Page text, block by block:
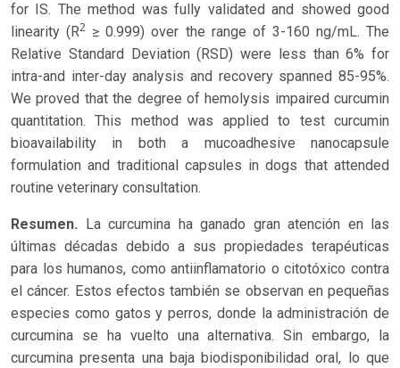
for IS. The method was fully validated and showed good
linearity (R2 ≥ 0.999) over the range of 3-160 ng/mL. The
Relative Standard Deviation (RSD) were less than 6% for
intra-and inter-day analysis and recovery spanned 85-95%.
We proved that the degree of hemolysis impaired curcumin
quantitation. This method was applied to test curcumin
bioavailability in both a mucoadhesive nanocapsule
formulation and traditional capsules in dogs that attended
routine veterinary consultation.
Resumen. La curcumina ha ganado gran atención en las
últimas décadas debido a sus propiedades terapéuticas
para los humanos, como antiinflamatorio o citotóxico contra
el cáncer. Estos efectos también se observan en pequeñas
especies como gatos y perros, donde la administración de
curcumina se ha vuelto una alternativa. Sin embargo, la
curcumina presenta una baja biodisponibilidad oral, lo que